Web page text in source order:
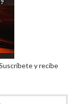
y recibe